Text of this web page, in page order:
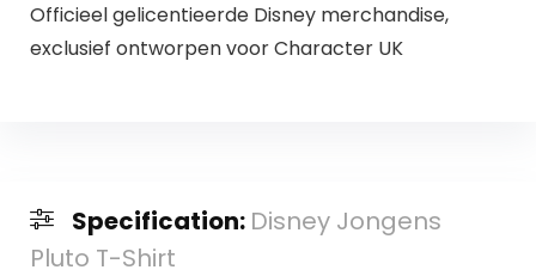
Officieel gelicentieerde Disney merchandise,
exclusief ontworpen voor Character UK
Specification: Disney Jongens
Pluto T-Shirt